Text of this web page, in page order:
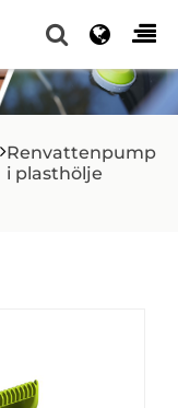
Renvattenpump
i plasthölje